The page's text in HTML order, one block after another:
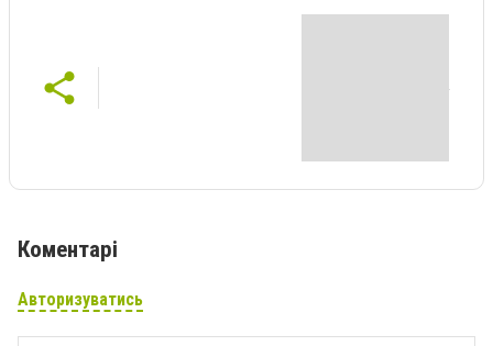
Коментарі
Авторизуватись